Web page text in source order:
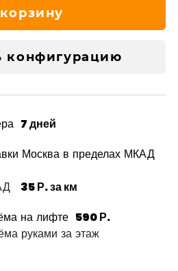
конфигурацию
7 дней
Москва в пределах МКАД
35 Р. за км
на лифте 590 Р.
руками за этаж